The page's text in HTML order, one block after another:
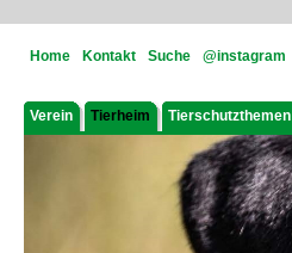
Home Kontakt Suche @instagram
Verein Tierheim Tierschutzthemen